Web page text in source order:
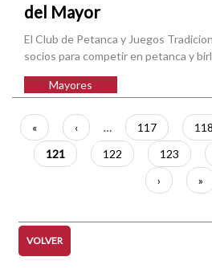
del Mayor
El Club de Petanca y Juegos
socios para competir en petanca y
Mayores
Paginación
Primera
página
«
Página
anterior
‹ … Página
117 118
Página
actual
121 Página
122 Página
123
Siguiente
página
› »
VOLVER